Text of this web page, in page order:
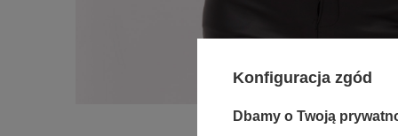
Konfiguracja zgód
Dbamy o Twoją